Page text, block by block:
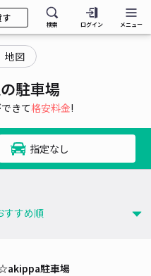
す
検索 ログイン メニュー
地図
駐車場
きて格安料金!
指定なし
駐車場